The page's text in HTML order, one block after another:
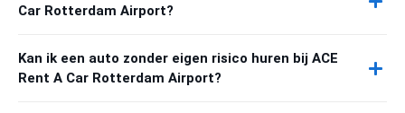
Car Rotterdam Airport?
Kan ik een auto zonder eigen risico huren bij ACE
Rent A Car Rotterdam Airport?